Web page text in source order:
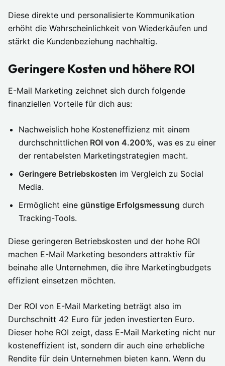
Diese direkte und personalisierte Kommunikation
erhöht die Wahrscheinlichkeit von Wiederkäufen und
stärkt die Kundenbeziehung nachhaltig.
Geringere Kosten und höhere ROI
E-Mail Marketing zeichnet sich durch folgende
finanziellen Vorteile für dich aus:
Nachweislich hohe Kosteneffizienz mit einem
durchschnittlichenROI von 4.200%, was es zu einer
der rentabelsten Marketingstrategien macht.
Geringere Betriebskosten im Vergleich zu Social
Media.
Ermöglicht eine günstige Erfolgsmessung durch
Tracking-Tools.
Diese geringeren Betriebskosten und der hohe ROI
machen E-Mail Marketing besonders attraktiv für
beinahe alle Unternehmen, die ihre Marketingbudgets
effizient einsetzen möchten.
Der ROI von E-Mail Marketing beträgt also im
Durchschnitt 42 Euro für jeden investierten Euro.
Dieser hohe ROI zeigt, dass E-Mail Marketing nicht nur
kosteneffizient ist, sondern dir auch eine erhebliche
Rendite für dein Unternehmen bieten kann. Wenn du